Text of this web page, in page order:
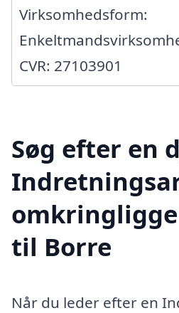
Virksomhedsform:
CVR: 27103901
Søg efter en
til Borre
Når du leder efter en